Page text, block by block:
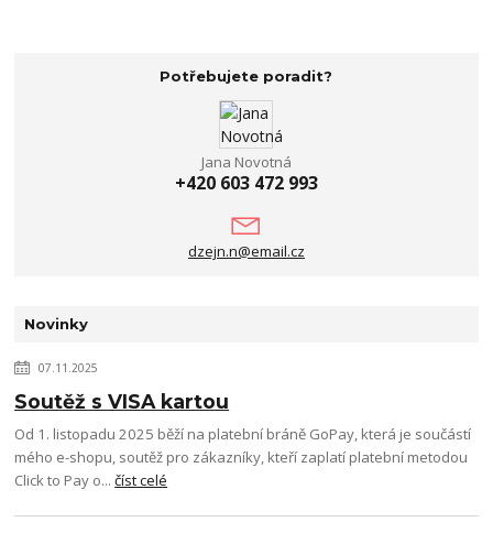
Potřebujete poradit?
Jana Novotná
+420 603 472 993
dzejn.n@email.cz
Novinky
07.11.2025
Soutěž s VISA kartou
Od 1. listopadu 2025 běží na platební bráně GoPay, která je součástí
mého e-shopu, soutěž pro zákazníky, kteří zaplatí platební metodou
Click to Pay o...číst celé